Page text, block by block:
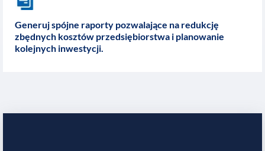
Generuj spójne raporty pozwalające na redukcję
zbędnych kosztów przedsiębiorstwa i planowanie
kolejnych inwestycji.